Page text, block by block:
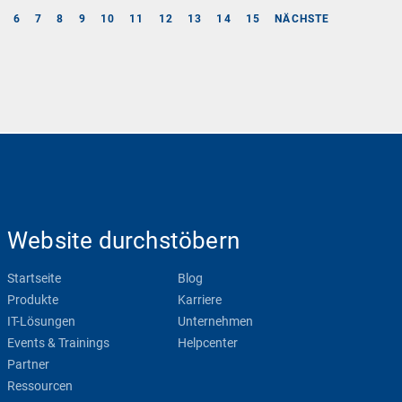
6 7 8 9 10 11 12 13 14 15 NÄCHSTE
Website durchstöbern
Startseite
Produkte
IT-Lösungen
Events & Trainings
Partner
Ressourcen
Blog
Karriere
Unternehmen
Helpcenter